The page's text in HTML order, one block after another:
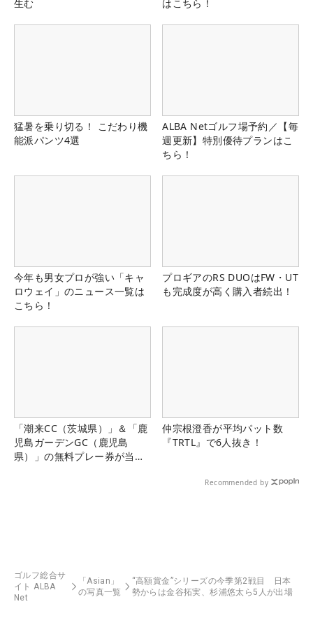
生む
はこちら！
猛暑を乗り切る！ こだわり機
能派パンツ4選
ALBA Netゴルフ場予約／【毎
週更新】特別優待プランはこ
ちら！
今年も男女プロが強い「キャ
ロウェイ」のニュース一覧は
こちら！
プロギアのRS DUOはFW・UT
も完成度が高く購入者続出！
「潮来CC（茨城県）」＆「鹿
児島ガーデンGC（鹿児島
県）」の無料プレー券が当た
仲宗根澄香が平均パット数
『TRTL』で6人抜き！
Recommended by
ゴルフ総合サ
イト ALBA
Net
「Asian」
の写真一覧
“高額賞金”シリーズの今季第2戦目 日本
勢からは金谷拓実、杉浦悠太ら5人が出場